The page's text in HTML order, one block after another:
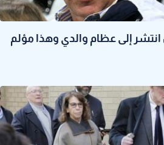
إلى عظام والدي وهذا مؤلم